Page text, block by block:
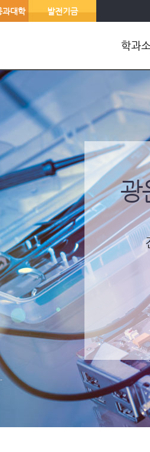
과대학 발전기금
학과
학과개요
학과장인
현황
조직 및
학사
오시는
광